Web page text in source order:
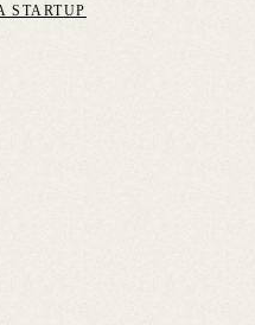
STARTUP